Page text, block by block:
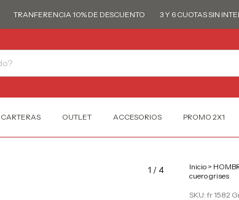
TRANFERENCIA 10% DE DESCUENTO 3 Y 6 CUOTAS SIN INTERÉS
CARTERAS OUTLET ACCESORIOS PROMO 2X1
1 /4 Inicio >
cuero grises
SKU:fr 1582